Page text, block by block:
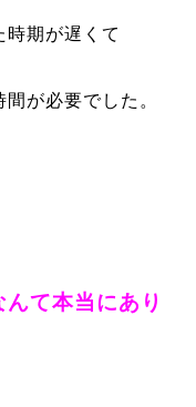
時期が遅くて
が必要でした。
て本当にあり